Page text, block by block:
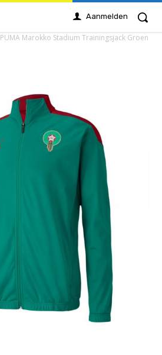
Aanmelden
PUMA Marokko Stadium Trainingsjack Groen